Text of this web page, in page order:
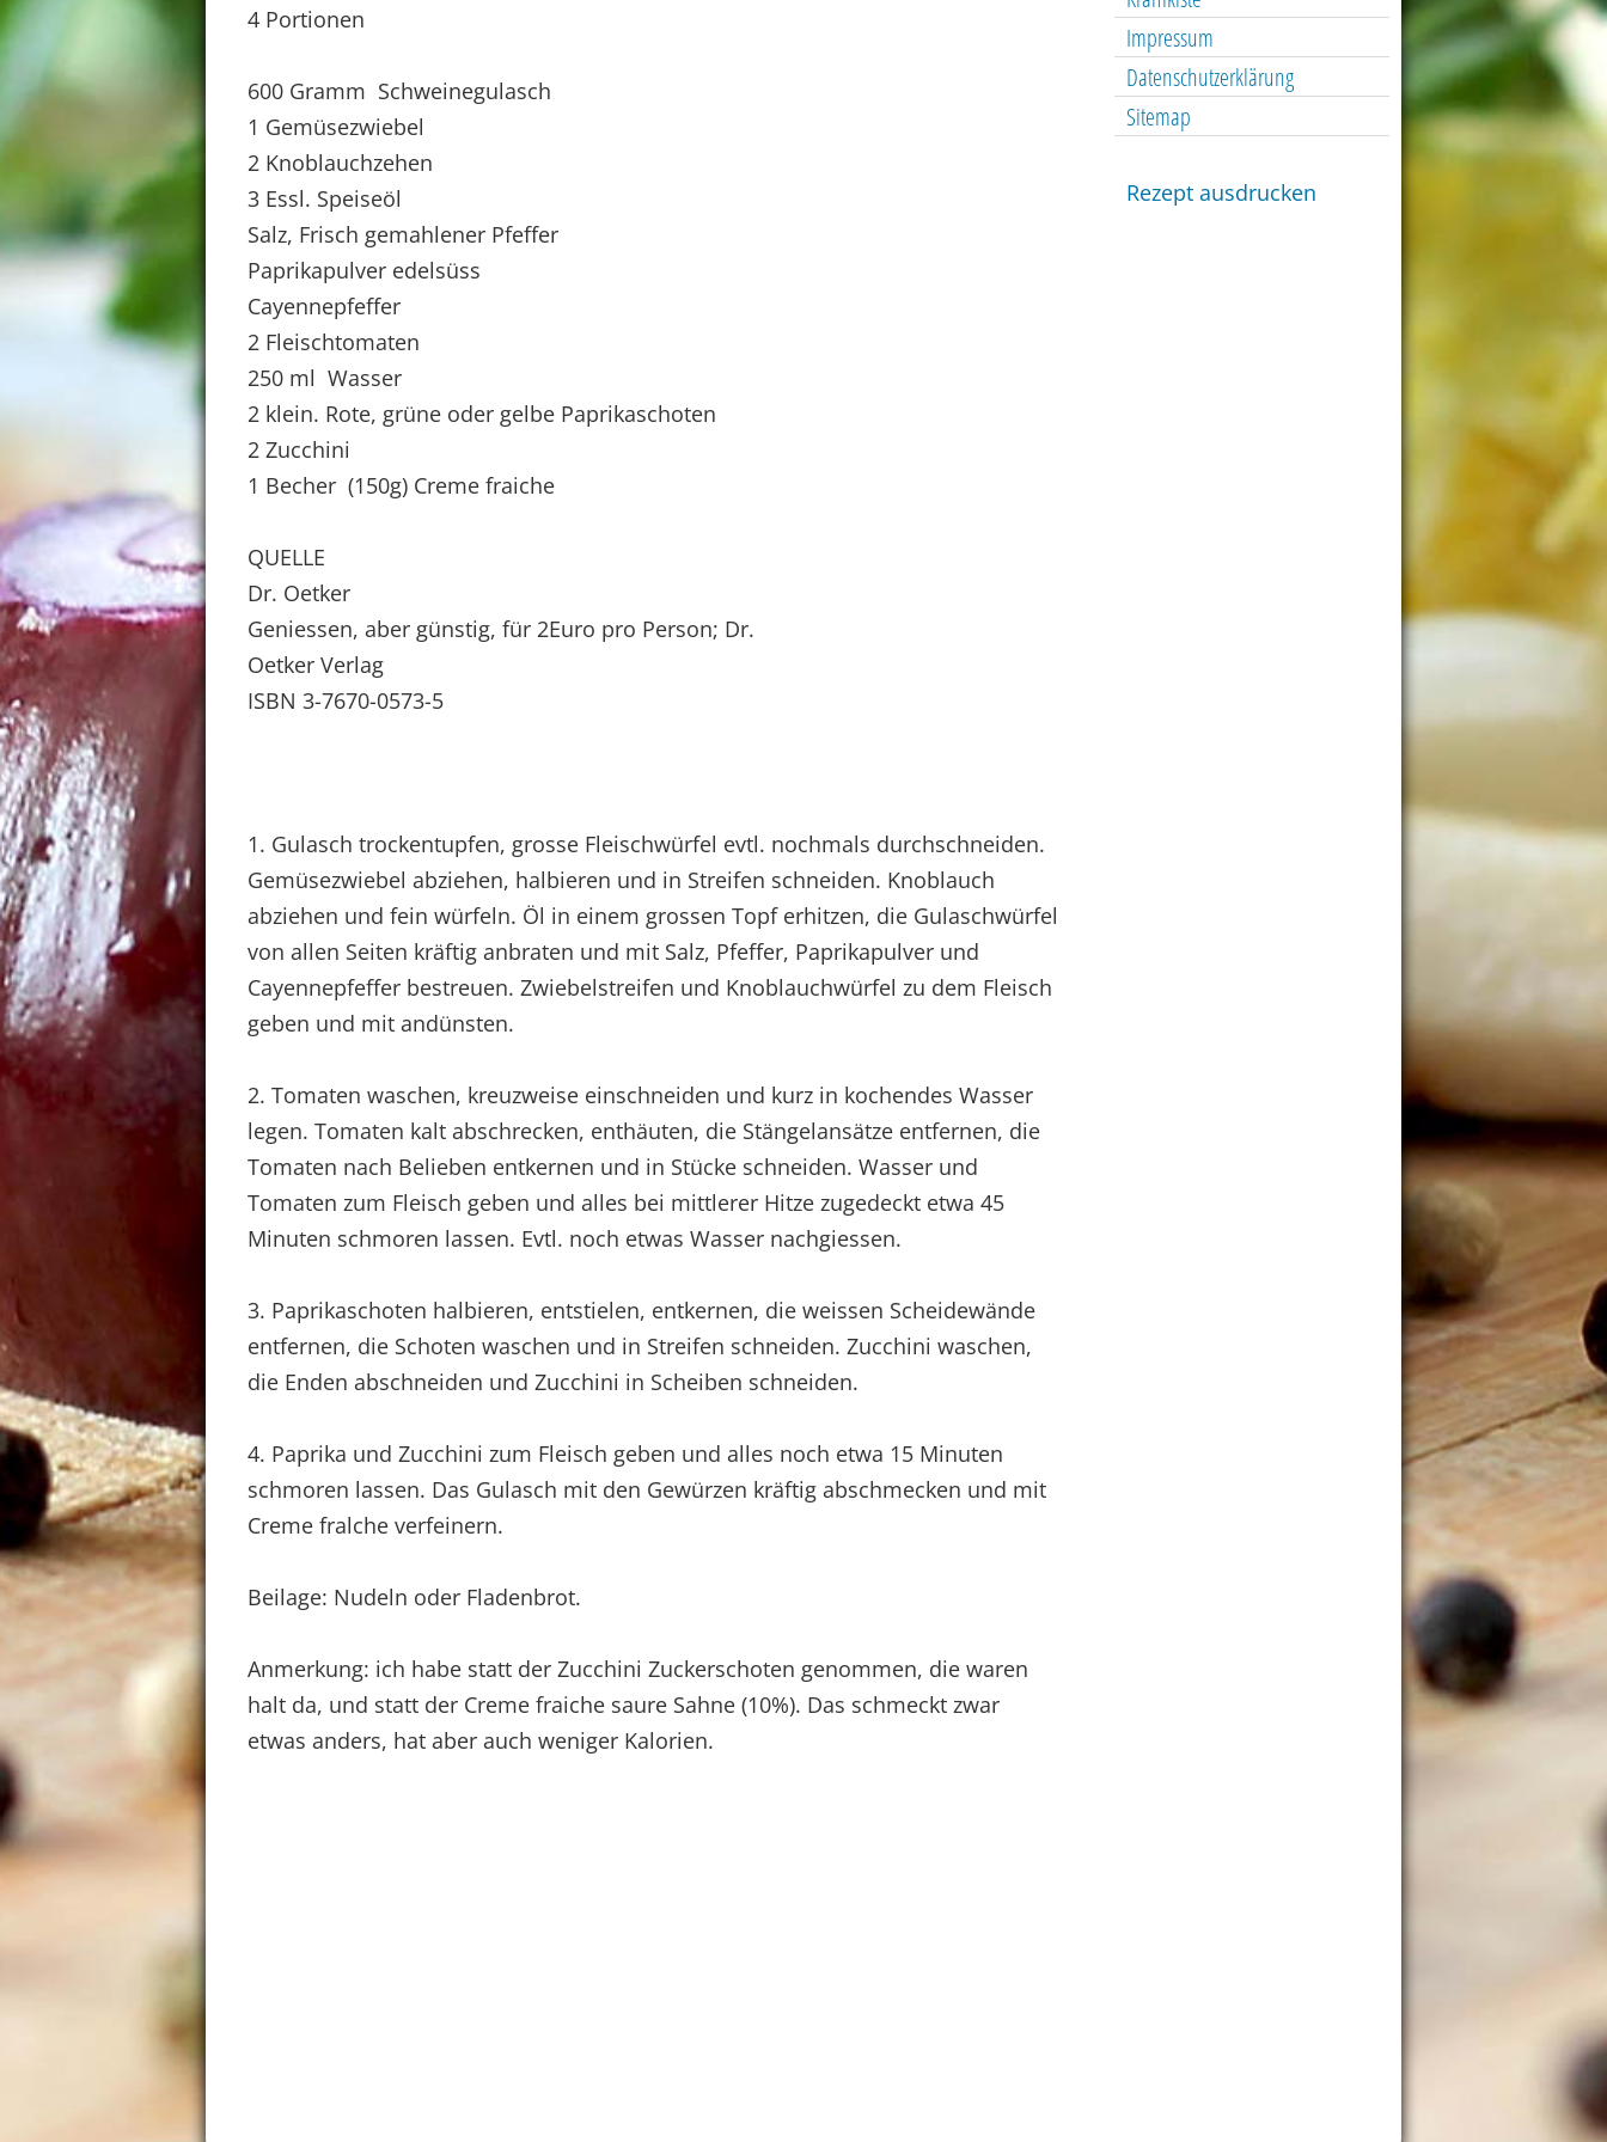
Impressum
Datenschutzerklärung
Sitemap
Rezept ausdrucken
4 Portionen
600 Gramm Schweinegulasch
1 Gemüsezwiebel
2 Knoblauchzehen
3 Essl. Speiseöl
Salz, Frisch gemahlener Pfeffer
Paprikapulver edelsüss
Cayennepfeffer
2 Fleischtomaten
250 ml Wasser
2 klein. Rote, grüne oder gelbe Paprikaschoten
2 Zucchini
1 Becher (150g) Creme fraiche
QUELLE
Dr. Oetker
Geniessen, aber günstig, für 2Euro pro Person; Dr.
Oetker Verlag
ISBN 3-7670-0573-5
1. Gulasch trockentupfen, grosse Fleischwürfel evtl. nochmals durchschneiden.
Gemüsezwiebel abziehen, halbieren und in Streifen schneiden. Knoblauch
abziehen und fein würfeln. Öl in einem grossen Topf erhitzen, die Gulaschwürfel
von allen Seiten kräftig anbraten und mit Salz, Pfeffer, Paprikapulver und
Cayennepfeffer bestreuen. Zwiebelstreifen und Knoblauchwürfel zu dem Fleisch
geben und mit andünsten.
2. Tomaten waschen, kreuzweise einschneiden und kurz in kochendes Wasser
legen. Tomaten kalt abschrecken, enthäuten, die Stängelansätze entfernen, die
Tomaten nach Belieben entkernen und in Stücke schneiden. Wasser und
Tomaten zum Fleisch geben und alles bei mittlerer Hitze zugedeckt etwa 45
Minuten schmoren lassen. Evtl. noch etwas Wasser nachgiessen.
3. Paprikaschoten halbieren, entstielen, entkernen, die weissen Scheidewände
entfernen, die Schoten waschen und in Streifen schneiden. Zucchini waschen,
die Enden abschneiden und Zucchini in Scheiben schneiden.
4. Paprika und Zucchini zum Fleisch geben und alles noch etwa 15 Minuten
schmoren lassen. Das Gulasch mit den Gewürzen kräftig abschmecken und mit
Creme fralche verfeinern.
Beilage: Nudeln oder Fladenbrot.
Anmerkung: ich habe statt der Zucchini Zuckerschoten genommen, die waren
halt da, und statt der Creme fraiche saure Sahne (10%). Das schmeckt zwar
etwas anders, hat aber auch weniger Kalorien.